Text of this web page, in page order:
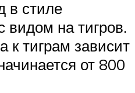
в стиле
видом на тигров.
к тиграм зависит
от 800